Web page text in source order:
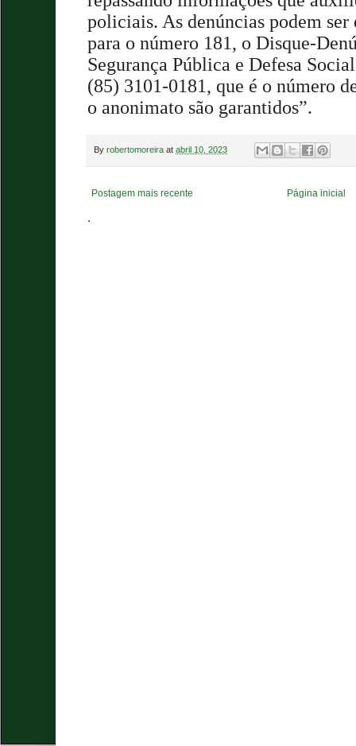
policiais. As denúncias podem ser
para o número 181, o Disque-
Segurança Pública e Defesa
(85) 3101-0181, que é o número
o anonimato são garantidos”.
By robertomoreira at abril 10, 2023
Postagem mais recente Página inicial
.